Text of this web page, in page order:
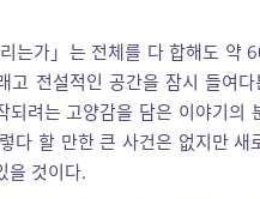
는가」는 전체를 다 합해도 약
전설적인 공간을 잠시 들여
려는 고양감을 담은 이야기의
다 할 만한 큰 사건은 없지만 새
을 것이다.